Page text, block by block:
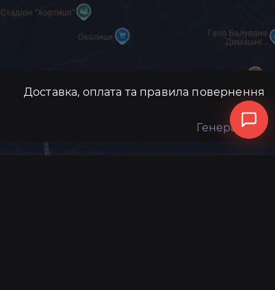
Доставка, оплата та правила повернення
Генератори